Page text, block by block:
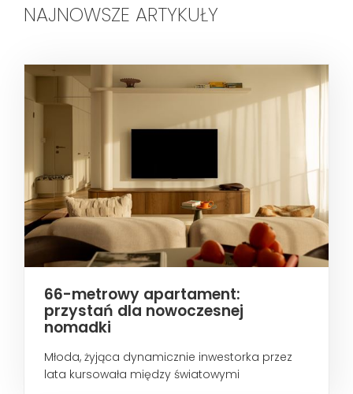
NAJNOWSZE ARTYKUŁY
66-metrowy apartament:
przystań dla nowoczesnej
nomadki
Młoda, żyjąca dynamicznie inwestorka przez
lata kursowała między światowymi